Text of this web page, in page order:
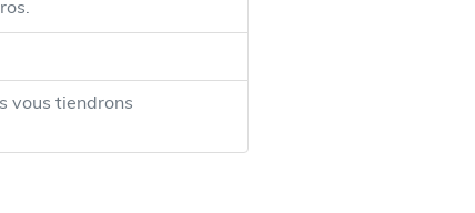
vous tiendrons